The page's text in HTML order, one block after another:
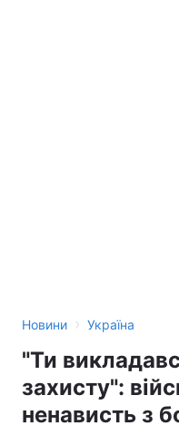
Новини › Україна
"Ти
захисту":
ненависть з